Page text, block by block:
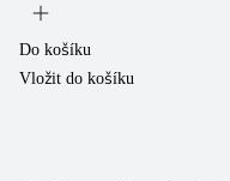
Do košíku
Vložit do košíku